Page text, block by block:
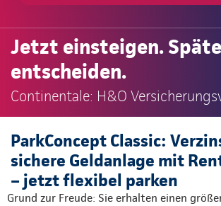
Jetzt einsteigen.
entscheiden.
Continentale: H&O
ParkConcept Classic:
sichere Geldanlage mit
– jetzt flexibel parken
Grund zur Freude: Sie erhalten einen